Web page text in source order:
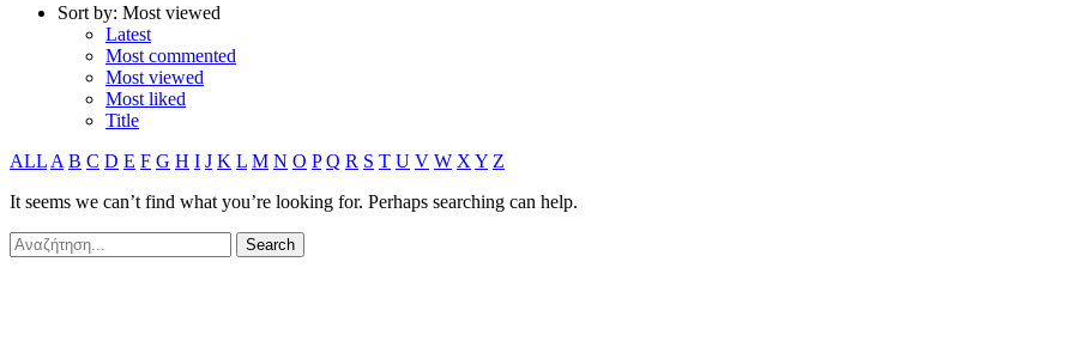
Sort by: Most viewed
Latest
Most commented
Most viewed
Most liked
Title
ALL A B C D E F G H I J K L M N O P Q R S T U V W X Y Z
It seems we can’t find what you’re looking for. Perhaps searching can help.